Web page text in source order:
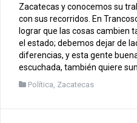
Zacatecas y conocemos su
con sus recorridos. En
lograr que las cosas cambien
el estado; debemos dejar de
diferencias, y esta gente
escuchada, también quiere
Política Zacatecas